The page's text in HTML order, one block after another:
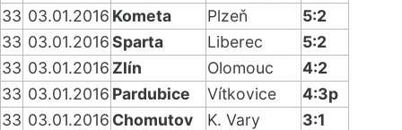
33 03.01.2016 Kometa Plzeň
5:2
33 03.01.2016Sparta Liberec
5:2
33 03.01.2016 Zlín Olomouc
4:2
33 03.01.2016 Pardubice Vítkovice
4:3p
33 03.01.2016 Chomutov K. Vary
3:1